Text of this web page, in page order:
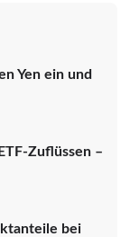
Yen ein und
Zuflüssen –
bei